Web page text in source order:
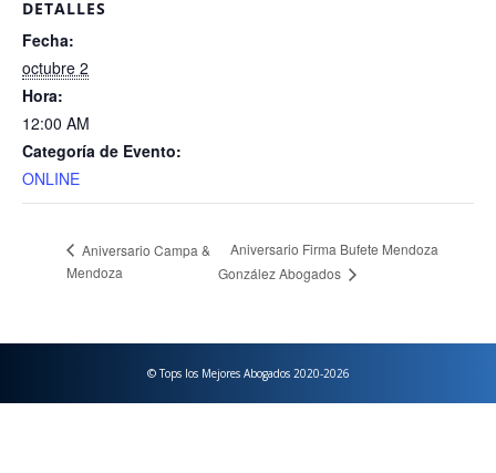
DETALLES
Fecha:
octubre 2
Hora:
12:00 AM
Categoría de Evento:
ONLINE
Aniversario Campa &
Mendoza
Aniversario Firma Bufete Mendoza
González Abogados
© Tops los Mejores Abogados 2020-2026